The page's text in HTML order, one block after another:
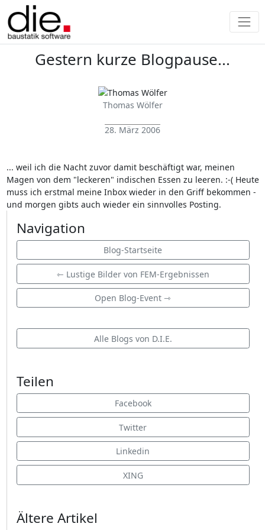
Gestern kurze Blogpause...
Thomas Wölfer
28. März 2006
... weil ich die Nacht zuvor damit beschäftigt war, meinen
Magen von dem "leckeren" indischen Essen zu leeren. :-( Heute
muss ich erstmal meine Inbox wieder in den Griff bekommen -
und morgen gibts auch wieder ein sinnvolles Posting.
Navigation
Blog-Startseite
⇽ Lustige Bilder von FEM-Ergebnissen
Open Blog-Event ⇾
Alle Blogs von D.I.E.
Teilen
Facebook
Twitter
Linkedin
XING
Ältere Artikel